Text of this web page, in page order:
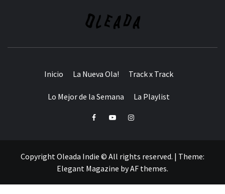
Inicio La Nueva Ola! Track x Track
Lo Mejor de la Semana La Playlist
FacebookYoutubeInstagram
Copyright Oleada Indie © All rights reserved. | Theme:
Elegant Magazine byAF themes.